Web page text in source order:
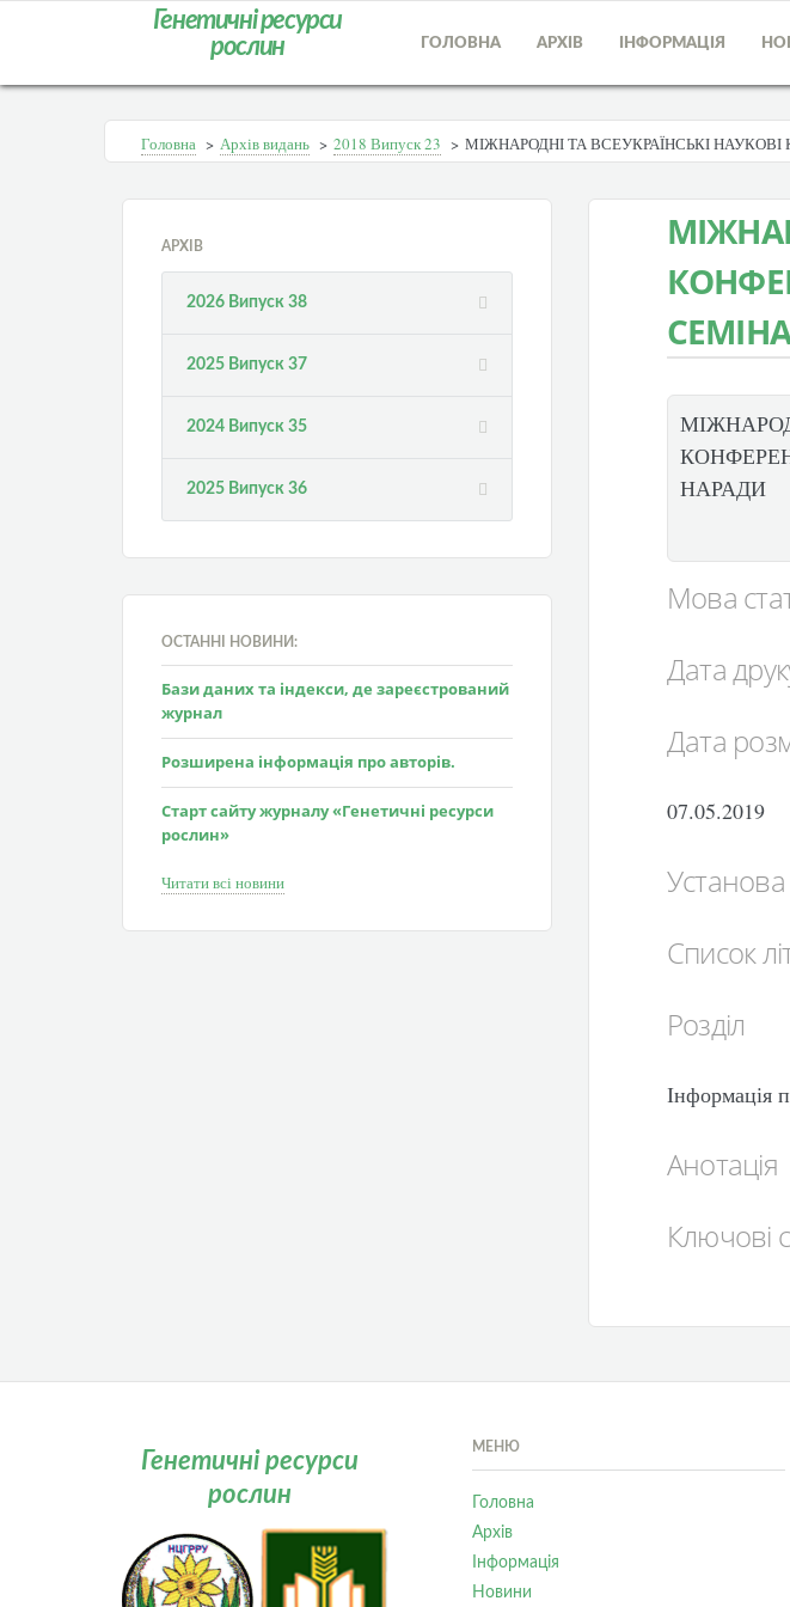
Генетичні ресурси
рослин
ГОЛОВНА АРХІВ ІНФОРМАЦІЯ
Головна > Архів видань > 2018 Випуск 23 > МІЖНАРОДНІ ТА ВСЕУКРАЇНСЬКІ
АРХІВ
2026 Випуск 38
2025 Випуск 37
2024 Випуск 35
2025 Випуск 36
ОСТАННІ НОВИНИ:
Бази даних та індекси, де зареєстрований
журнал
Розширена інформація про авторів.
Старт сайту журналу «Генетичні ресурси
рослин»
Читати всі новини
НАРАДИ
Мова
Дата
Дата
07.05.2019
Установа
Список
Розділ
Інформація
Анотація
Ключові
Генетичні ресурси
рослин
МЕНЮ
Головна
Архів
Інформація
Новини